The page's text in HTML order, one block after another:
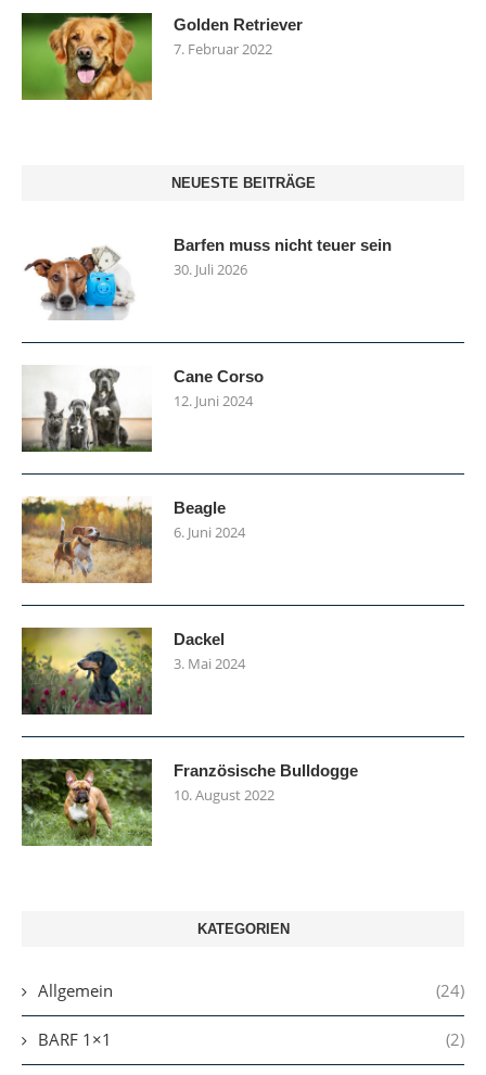
Golden Retriever
7. Februar 2022
NEUESTE BEITRÄGE
Barfen muss nicht teuer sein
30. Juli 2026
Cane Corso
12. Juni 2024
Beagle
6. Juni 2024
Dackel
3. Mai 2024
Französische Bulldogge
10. August 2022
KATEGORIEN
Allgemein (24)
BARF 1×1 (2)